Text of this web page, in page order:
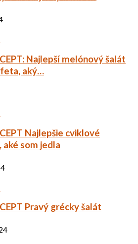
Najlepší melónový šalát
aký…
Najlepšie cviklové
aké som jedla
Pravý grécky šalát